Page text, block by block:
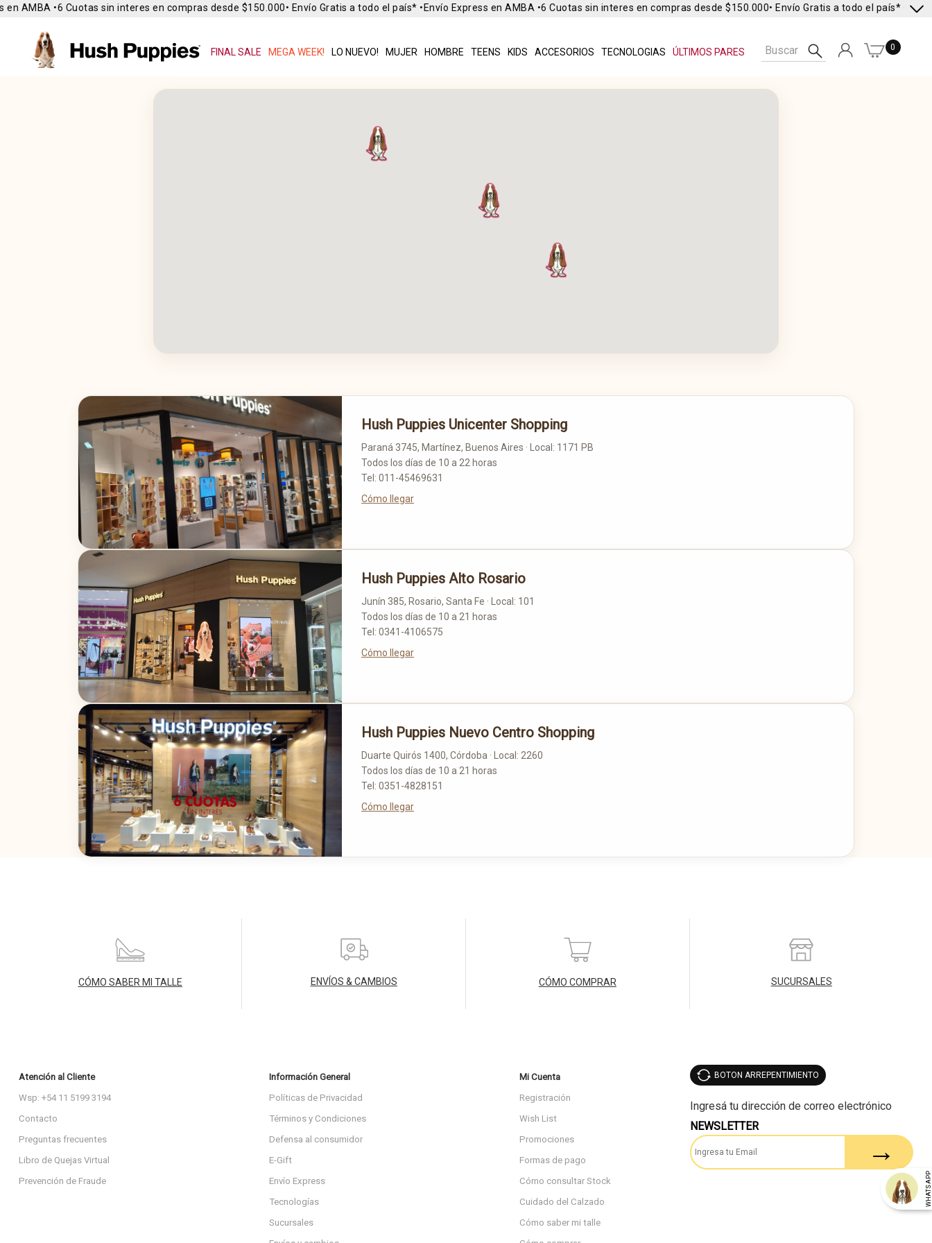
FINAL SALE MEGA WEEK! LO NUEVO! MUJER HOMBRE TEENS KIDS ACCESORIOS TECNOLOGIAS ÚLTIMOS PARES
AMBA •6 Cuotas sin interes en compras desde $150.000• Envío Gratis a todo el país* •Envío Express en AMBA •6 Cuotas sin interes en compras desde $150.000• Envío Gratis a todo el país* •Envío
0
Hush Puppies Unicenter Shopping
Paraná 3745, Martínez, Buenos Aires · Local: 1171 PB
Todos los días de 10 a 22 horas
Tel: 011-45469631
Cómo llegar
Hush Puppies Alto Rosario
Junín 385, Rosario, Santa Fe · Local: 101
Todos los días de 10 a 21 horas
Tel: 0341-4106575
Cómo llegar
Hush Puppies Nuevo Centro Shopping
Duarte Quirós 1400, Córdoba · Local: 2260
Todos los días de 10 a 21 horas
Tel: 0351-4828151
Cómo llegar
CÓMO SABER MI TALLE ENVÍOS & CAMBIOS CÓMO COMPRAR SUCURSALES
Atención al Cliente
Wsp: +54 11 5199 3194
Contacto
Preguntas frecuentes
Libro de Quejas Virtual
Prevención de Fraude
Información General
Políticas de Privacidad
Términos y Condiciones
Defensa al consumidor
E-Gift
Envío Express
Tecnologías
Sucursales
Mi Cuenta
Registración
Wish List
Promociones
Formas de pago
Cómo consultar Stock
Cuidado del Calzado
Cómo saber mi talle
WHATSAPP
BOTON ARREPENTIMIENTO
NEWSLETTER